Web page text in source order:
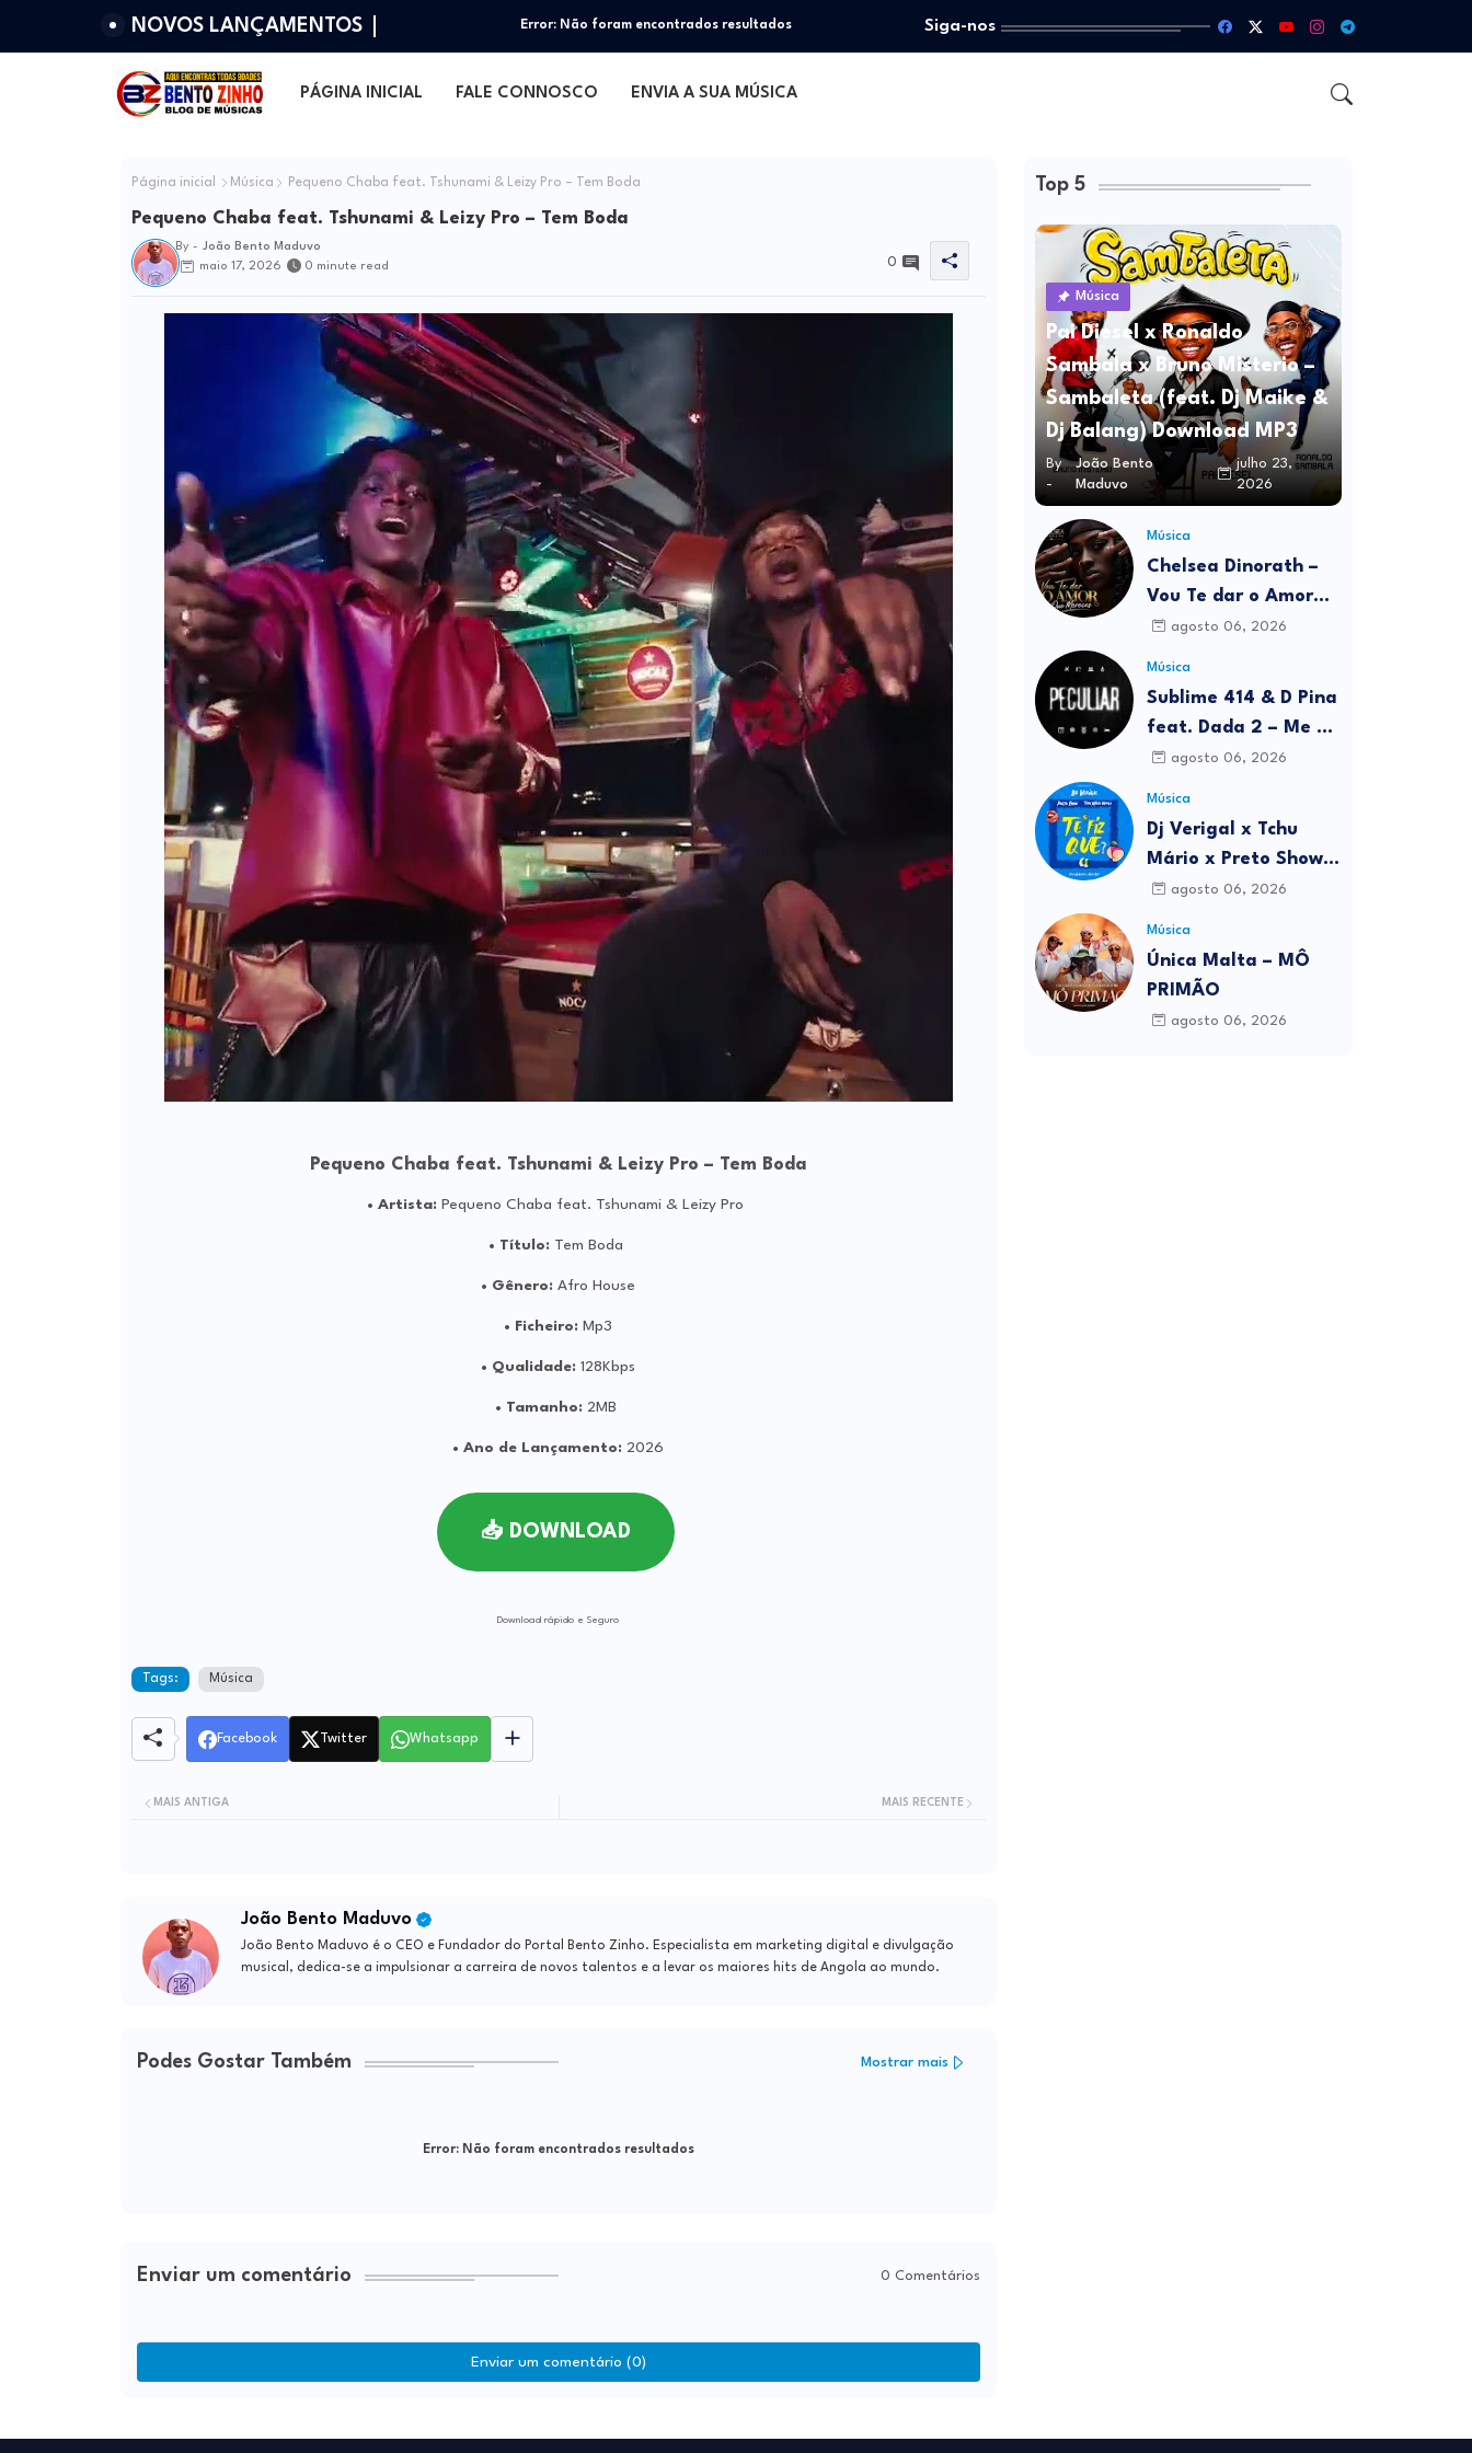
NOVOS LANÇAMENTOS Error: Não foram encontrados resultados Siga-nos
PÁGINA INICIAL FALE CONNOSCO ENVIA A SUA MÚSICA
Página inicial Música Pequeno Chaba feat. Tshunami & Leizy Pro – Tem Boda
Pequeno Chaba feat. Tshunami & Leizy Pro – Tem Boda
By - João Bento Maduvo
maio 17, 2026
0 minute read 0
Pequeno Chaba feat. Tshunami & Leizy Pro – Tem Boda
Artista: Pequeno Chaba feat. Tshunami & Leizy Pro
Título:Tem Boda
Gênero:Afro House
Ficheiro:Mp3
Qualidade:128Kbps
Tamanho:2MB
Ano de Lançamento:2026
📥 DOWNLOAD
Download rápido e Seguro
Tags: Música
Facebook Twitter Whatsapp
MAIS RECENTE
MAIS ANTIGA
João Bento Maduvo
João Bento Maduvo é o CEO e Fundador do Portal Bento Zinho. Especialista em marketing digital e divulgação
musical, dedica-se a impulsionar a carreira de novos talentos e a levar os maiores hits de Angola ao mundo.
Podes Gostar Também Mostrar mais
Error:Não foram encontrados resultados
Enviar um comentário 0 Comentários
Enviar um comentário (0)
Top 5
Música
Pai Diesel x Ronaldo
Sambala x Bruno Misterio –
Sambaleta (feat. Dj Maike &
Dj Balang) Download MP3
By
-
João Bento
Maduvo
julho 23,
2026
Música
Chelsea Dinorath –
Vou Te dar o Amor
Que Mereces
agosto 06, 2026
Música
Sublime 414 & D Pina
feat. Dada 2 – Me Dá
Hojeagosto 06, 2026
Música
Dj Verigal x Tchu
Mário x Preto Show –
Te fiz Quê?
agosto 06, 2026
Música
Única Malta – MÔ
PRIMÃO
agosto 06, 2026